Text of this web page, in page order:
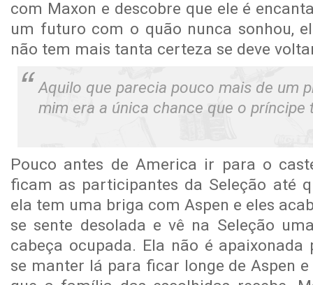
com Maxon e descobre que ele é
um futuro com o quão nunca sonhou,
não tem mais tanta certeza se deve
Aquilo que parecia pouco mais de um
mim era a única chance que o príncipe
Pouco antes de America ir para o
ficam as participantes da Seleção até
ela tem uma briga com Aspen e eles
se sente desolada e vê na Seleção
cabeça ocupada. Ela não é
se manter lá para ficar longe de Aspen